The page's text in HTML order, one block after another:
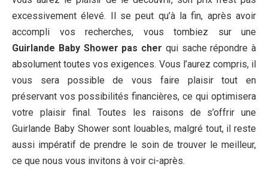
excessivement élevé. Il se peut qu’à la fin, après avoir
accompli vos recherches, vous tombiez sur une
Guirlande Baby Shower pas cher qui sache répondre à
absolument toutes vos exigences. Vous l’aurez compris, il
vous sera possible de vous faire plaisir tout en
préservant vos possibilités financières, ce qui optimisera
votre plaisir final. Toutes les raisons de s’offrir une
Guirlande Baby Shower sont louables, malgré tout, il reste
aussi impératif de prendre le soin de trouver le meilleur,
ce que nous vous invitons à voir ci-après.